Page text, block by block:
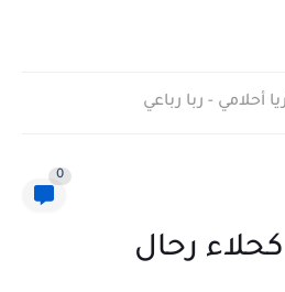
أحلامي - ربا رباعي
0
رحال